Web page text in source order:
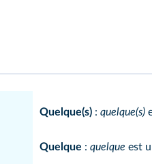
Quelque(s) : quelque(s)
Quelque : quelque est